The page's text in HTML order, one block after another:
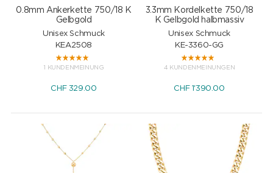
0.8mm Ankerkette 750/18 K
Gelbgold
Unisex Schmuck
KEA2508
1 KUNDENMEINUNG
CHF 329.00
3.3mm Kordelkette 750/18
K Gelbgold halbmassiv
Unisex Schmuck
KE-3360-GG
4 KUNDENMEINUNGEN
CHF 1'390.00